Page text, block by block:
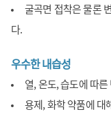
굴곡면 접착은 물론
다.
우수한 내습성
열, 온도, 습도에 따
용제, 화학 약품에 대